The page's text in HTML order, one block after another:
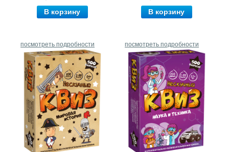
В корзину В корзину
посмотреть подробности посмотреть подробности